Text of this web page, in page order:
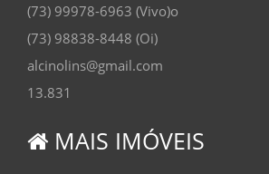
(73) 99978-6963 (Vivo)o
(73) 98838-8448 (Oi)
alcinolins@gmail.com
13.831
MAIS IMÓVEIS